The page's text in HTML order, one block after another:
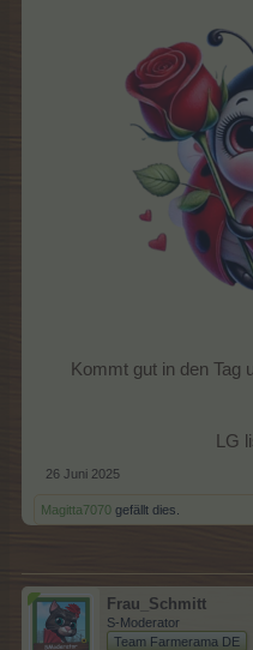
Kommt gut in den Tag
LG
26 Juni 2025
Magitta7070 gefällt dies.
Frau_Schmitt
S-Moderator
Team Farmerama DE